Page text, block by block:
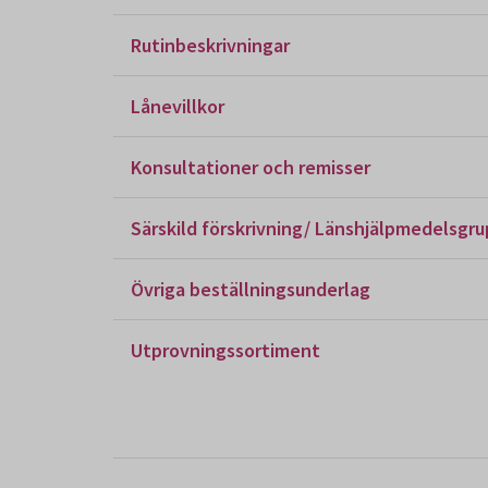
Rutinbeskrivningar
Lånevillkor
Konsultationer och remisser
Särskild förskrivning/
Övriga beställningsunderlag
Utprovningssortiment